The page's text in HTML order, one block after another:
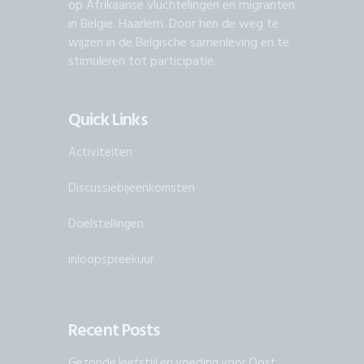
op Afrikaanse vluchtelingen en migranten
in Belgie. Haarlem. Door hen de weg te
wijzen in de Belgische samenleving en te
stimuleren tot participatie.
Quick Links
Activiteiten
Discussiebijeenkomsten
Doelstellingen
inloopspreekuur
Recent Posts